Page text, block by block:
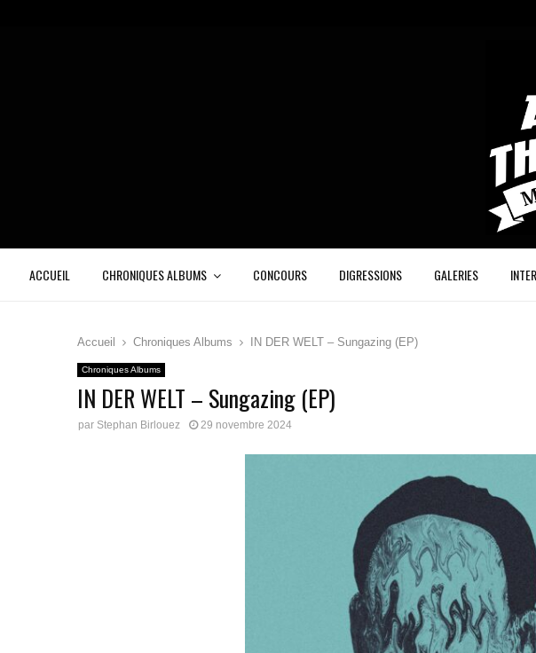
ACCUEIL CHRONIQUES ALBUMS CONCOURS DIGRESSIONS GALERIES
Accueil Chroniques Albums IN DER WELT – Sungazing (EP)
Chroniques Albums
IN DER WELT – Sungazing (EP)
par Stephan Birlouez 29 novembre 2024